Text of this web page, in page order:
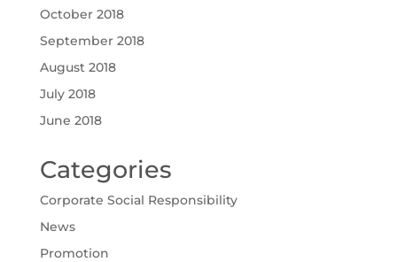
October 2018
September 2018
August 2018
July 2018
June 2018
Categories
Corporate Social Responsibility
News
Promotion